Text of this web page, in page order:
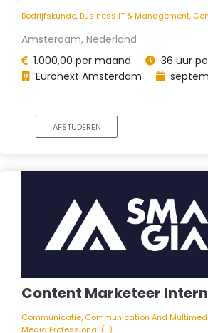
Bedrijfskunde, Business IT & Management,
Amsterdam, Nederland
1.000,00 per maand
36 uur
Euronext Amsterdam
AFSTUDEREN
Content Marketeer
Communicatie, Communication And
Media Professional (...)